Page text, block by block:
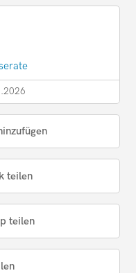
teilen
teilen